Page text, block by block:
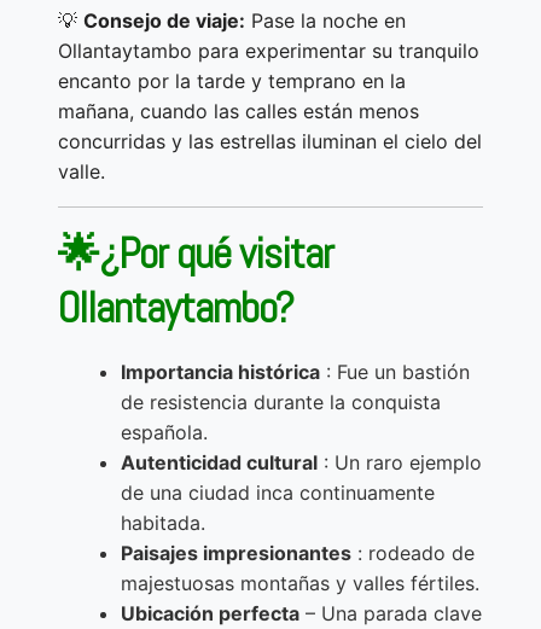
💡 Consejo de viaje: Pase la noche en
Ollantaytambo para experimentar su tranquilo
encanto por la tarde y temprano en la
mañana, cuando las calles están menos
concurridas y las estrellas iluminan el cielo del
valle.
🌟¿Por qué visitar
Ollantaytambo?
Importancia histórica : Fue un bastión
de resistencia durante la conquista
española.
Autenticidad cultural : Un raro ejemplo
de una ciudad inca continuamente
habitada.
Paisajes impresionantes : rodeado de
majestuosas montañas y valles fértiles.
Ubicación perfecta – Una parada clave